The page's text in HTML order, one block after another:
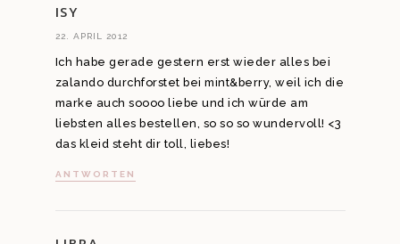
ISY
22. APRIL 2012
Ich habe gerade gestern erst wieder alles bei
zalando durchforstet bei mint&berry, weil ich die
marke auch soooo liebe und ich würde am
liebsten alles bestellen, so so so wundervoll! <3
das kleid steht dir toll, liebes!
ANTWORTEN